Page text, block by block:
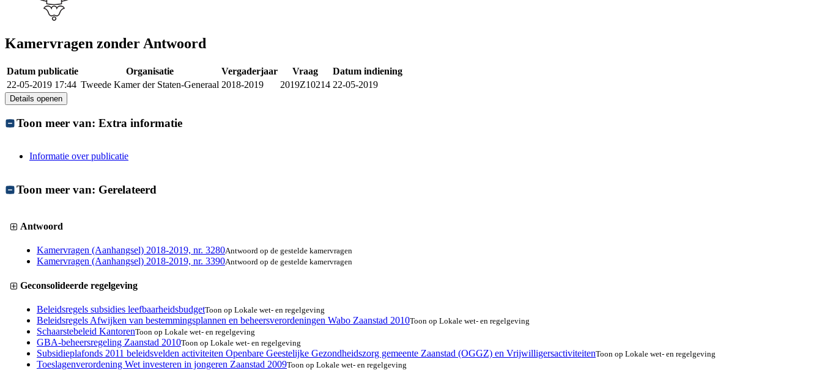
Kamervragen zonder Antwoord
Datum publicatie Organisatie Vergaderjaar Vraag
Datum indiening
22-05-2019 17:44 Tweede Kamer der Staten-Generaal 2018-2019 2019Z10214 22-05-2019
Details openen
Toon meer van: Extra informatie
Informatie over publicatie
Toon meer van: Gerelateerd
Antwoord
Kamervragen (Aanhangsel) 2018-2019, nr. 3280Antwoord op de gestelde kamervragen
Kamervragen (Aanhangsel) 2018-2019, nr. 3390Antwoord op de gestelde kamervragen
Geconsolideerde regelgeving
Beleidsregels subsidies leefbaarheidsbudgetToon op Lokale wet- en regelgeving
Beleidsregels Afwijken van bestemmingsplannen en beheersverordeningen Wabo Zaanstad 2010Toon op Lokale wet- en regelgeving
Schaarstebeleid KantorenToon op Lokale wet- en regelgeving
GBA-beheersregeling Zaanstad 2010Toon op Lokale wet- en regelgeving
Subsidieplafonds 2011 beleidsvelden activiteiten Openbare Geestelijke Gezondheidszorg gemeente Zaanstad (OGGZ) en VrijwilligersactiviteitenToon op Lokale wet- en regelgeving
Toeslagenverordening Wet investeren in jongeren Zaanstad 2009Toon op Lokale wet- en regelgeving